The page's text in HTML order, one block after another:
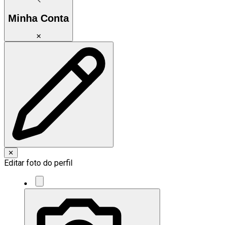
Minha Conta
✕
✕
Editar foto do perfil